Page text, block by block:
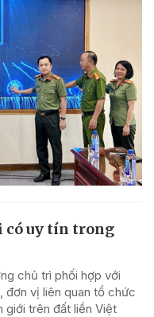
có uy tín trong
chủ trì phối hợp với
đơn vị liên quan tổ chức
giới trên đất liền Việt